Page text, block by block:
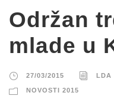
Održan
mlade u
27/03/2015
NOVOSTI 2015